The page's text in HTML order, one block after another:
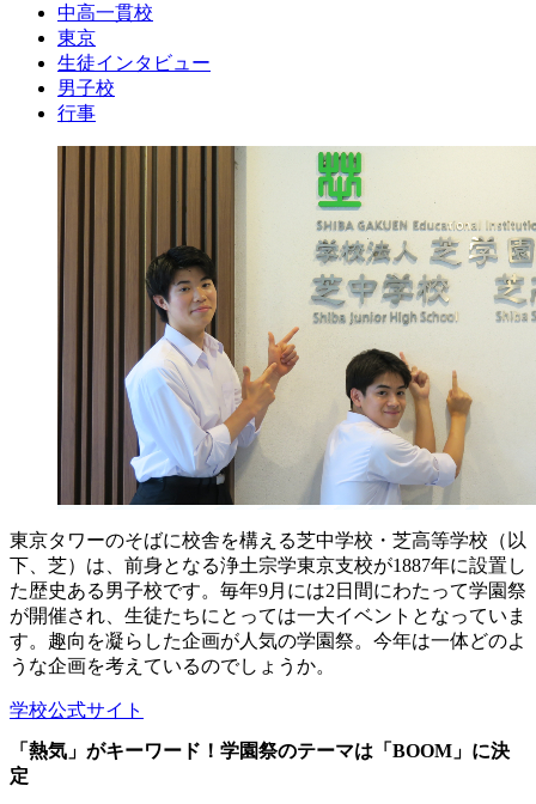
中高一貫校
東京
生徒インタビュー
男子校
行事
東京タワーのそばに校舎を構える芝中学校・芝高等学校（以
下、芝）は、前身となる浄土宗学東京支校が1887年に設置し
た歴史ある男子校です。毎年9月には2日間にわたって学園祭
が開催され、生徒たちにとっては一大イベントとなっていま
す。趣向を凝らした企画が人気の学園祭。今年は一体どのよ
うな企画を考えているのでしょうか。
学校公式サイト
「熱気」がキーワード！学園祭のテーマは「BOOM」に決
定